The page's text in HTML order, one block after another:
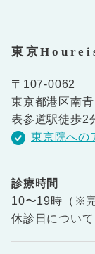
東京
〒107-0062
東京都港区南
表参道駅徒歩2
東京院への
診療時間
10〜19時（※
休診日につい